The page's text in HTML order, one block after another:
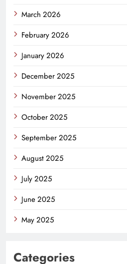
March 2026
February 2026
January 2026
December 2025
November 2025
October 2025
September 2025
August 2025
July 2025
June 2025
May 2025
Categories